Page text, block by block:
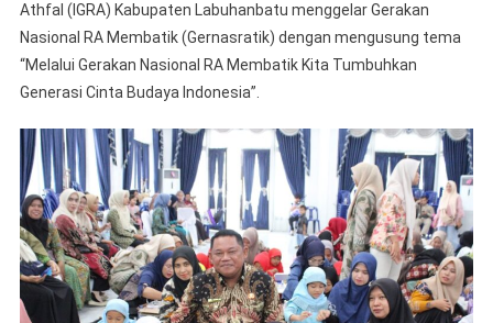
Bangsa
Athfal (IGRA) Kabupaten Labuhanbatu menggelar Gerakan
Nasional RA Membatik (Gernasratik) dengan mengusung tema
“Melalui Gerakan Nasional RA Membatik Kita Tumbuhkan
Generasi Cinta Budaya Indonesia”.